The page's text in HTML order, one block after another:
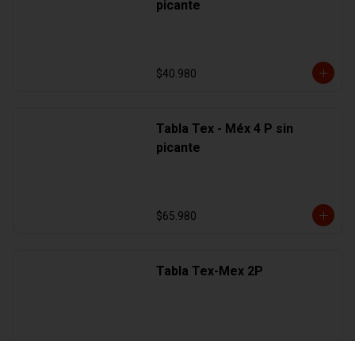
picante
$40.980
Tabla Tex - Méx 4 P sin
picante
$65.980
Tabla Tex-Mex 2P